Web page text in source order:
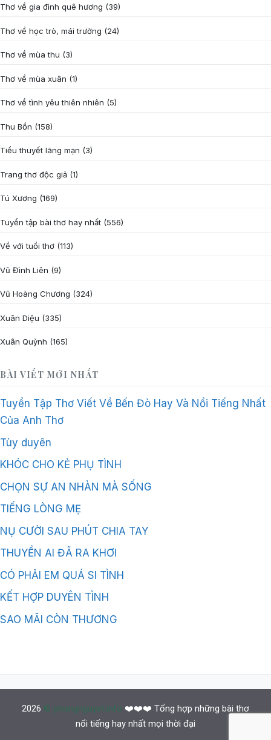
Thơ về gia đình quê hương (39)
Thơ về học trò, mái trường (24)
Thơ về mùa thu (3)
Thơ về mùa xuân (1)
Thơ về tình yêu thiên nhiên (5)
Thu Bồn (158)
Tiểu thuyết lãng mạn (3)
Trang thơ độc giả (1)
Tú Xương (169)
Tuyển tập bài thơ hay nhất (556)
Về với tuổi thơ (113)
Vũ Đình Liên (9)
Vũ Hoàng Chương (324)
Xuân Diệu (335)
Xuân Quỳnh (165)
BÀI VIẾT MỚI NHẤT
Tuyển Tập Thơ Viết Về Bến Đò Hay Và Nổi Tiếng Nhất
Của Anh Thơ
Tùy duyên
KHÓC CHO KẺ PHỤ TÌNH
CHỌN SỰ AN NHÀN MÀ SỐNG
TIẾNG LÒNG MẸ
NỤ CƯỜI SAU PHÚT CHIA TAY
THUYỀN AI ĐÃ RA KHƠI
CÓ PHẢI EM QUÁ SI TÌNH
KẾT HỢP DUYÊN TÌNH
SAO MÃI CÒN THƯƠNG
2026 © phongnguyet.info ❤️❤️❤️ Tổng hợp những bài thơ
nổi tiếng hay nhất mọi thời đại